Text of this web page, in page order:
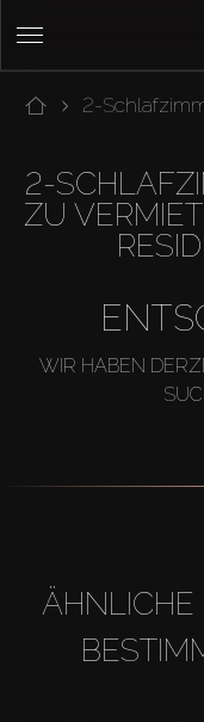
2-
2-
ZU
WIR HABEN
ÄHNLICHE